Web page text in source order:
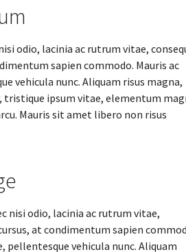
odio, lacinia ac rutrum vitae,
sapien commodo. Mauris ac
vehicula nunc. Aliquam risus magna,
tristique ipsum vitae, elementum
Mauris sit amet libero non risus
nisi odio, lacinia ac rutrum vitae,
at condimentum sapien
pellentesque vehicula nunc. Aliquam